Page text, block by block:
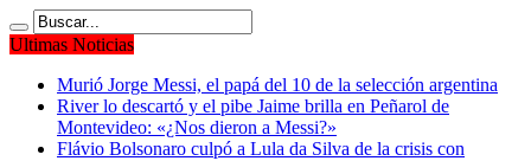
Ultimas Noticias
Murió Jorge Messi, el papá del 10 de la selección argentina
River lo descartó y el pibe Jaime brilla en Peñarol de
Montevideo: «¿Nos dieron a Messi?»
Flávio Bolsonaro culpó a Lula da Silva de la crisis con